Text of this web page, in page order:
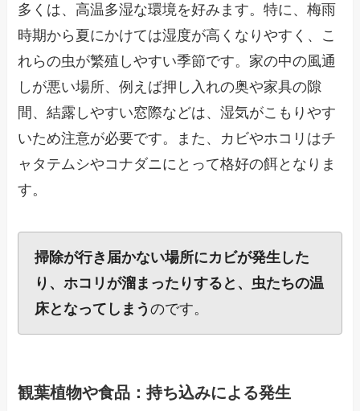
多くは、高温多湿な環境を好みます。特に、梅雨
時期から夏にかけては湿度が高くなりやすく、こ
れらの虫が繁殖しやすい季節です。家の中の風通
しが悪い場所、例えば押し入れの奥や家具の隙
間、結露しやすい窓際などは、湿気がこもりやす
いため注意が必要です。また、カビやホコリはチ
ャタテムシやコナダニにとって格好の餌となりま
す。
掃除が行き届かない場所にカビが発生した
り、ホコリが溜まったりすると、虫たちの温
床となってしまうのです。
観葉植物や食品：持ち込みによる発生